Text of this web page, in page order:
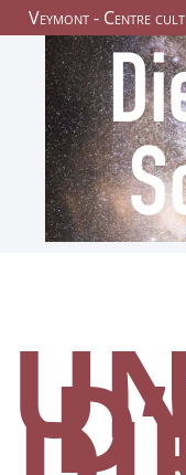
Veymont - Centre